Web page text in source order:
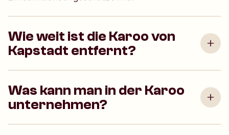
Wie weit ist die Karoo von
Kapstadt entfernt?
Was kann man in der Karoo
unternehmen?